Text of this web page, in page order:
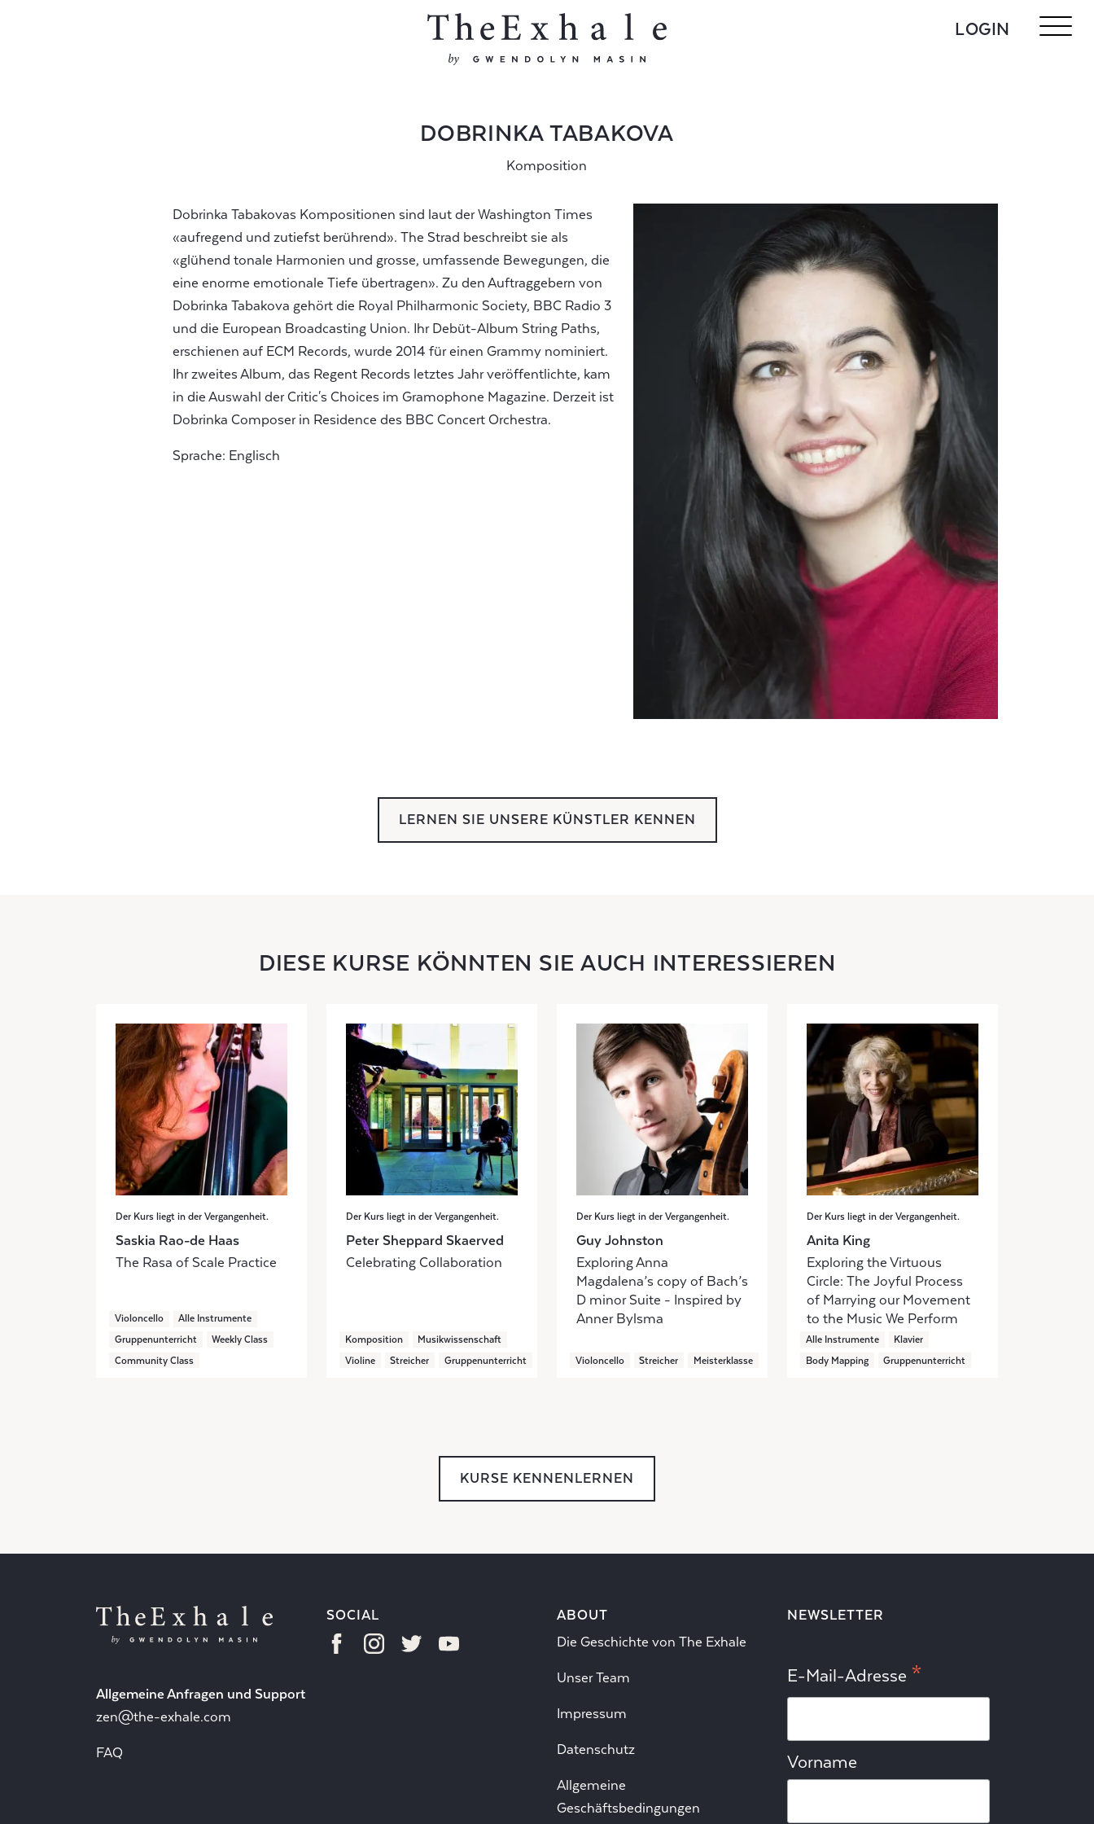
LOGIN
DOBRINKA TABAKOVA
Komposition
Dobrinka Tabakovas Kompositionen sind laut der Washington Times
«aufregend und zutiefst berührend». The Strad beschreibt sie als
«glühend tonale Harmonien und grosse, umfassende Bewegungen, die
eine enorme emotionale Tiefe übertragen». Zu den Auftraggebern von
Dobrinka Tabakova gehört die Royal Philharmonic Society, BBC Radio 3
und die European Broadcasting Union. Ihr Debüt-Album String Paths,
erschienen auf ECM Records, wurde 2014 für einen Grammy nominiert.
Ihr zweites Album, das Regent Records letztes Jahr veröffentlichte, kam
in die Auswahl der Critic's Choices im Gramophone Magazine. Derzeit ist
Dobrinka Composer in Residence des BBC Concert Orchestra.
Sprache: Englisch
LERNEN SIE UNSERE KÜNSTLER KENNEN
DIESE KURSE KÖNNTEN SIE AUCH INTERESSIEREN
Der Kurs liegt in der Vergangenheit.
Saskia Rao-de Haas
The Rasa of Scale Practice
Violoncello
Alle Instrumente
Gruppenunterricht
Weekly Class
Community Class
Der Kurs liegt in der Vergangenheit.
Peter Sheppard Skaerved
Celebrating Collaboration
Komposition
Musikwissenschaft
Violine
Streicher Gruppenunterricht
Der Kurs liegt in der Vergangenheit.
Guy Johnston
Exploring Anna
Magdalena’s copy of Bach’s
D minor Suite - Inspired by
Anner Bylsma
Violoncello Streicher Meisterklasse
Der Kurs liegt in der Vergangenheit.
Anita King
Exploring the Virtuous
Circle: The Joyful Process
of Marrying our Movement
to the Music We Perform
Alle Instrumente
Klavier
Body Mapping
Gruppenunterricht
KURSE KENNENLERNEN
Allgemeine Anfragen und Support
zen@the-exhale.com
FAQ
SOCIAL
ABOUT
Die Geschichte von The Exhale
Unser Team
Impressum
Datenschutz
Allgemeine
Geschäftsbedingungen
NEWSLETTER
E-Mail-Adresse *
Vorname